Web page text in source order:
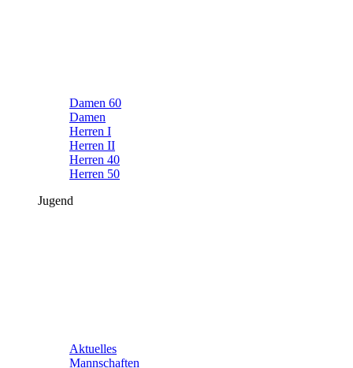
Damen 60
Damen
Herren I
Herren II
Herren 40
Herren 50
Jugend
Aktuelles
Mannschaften